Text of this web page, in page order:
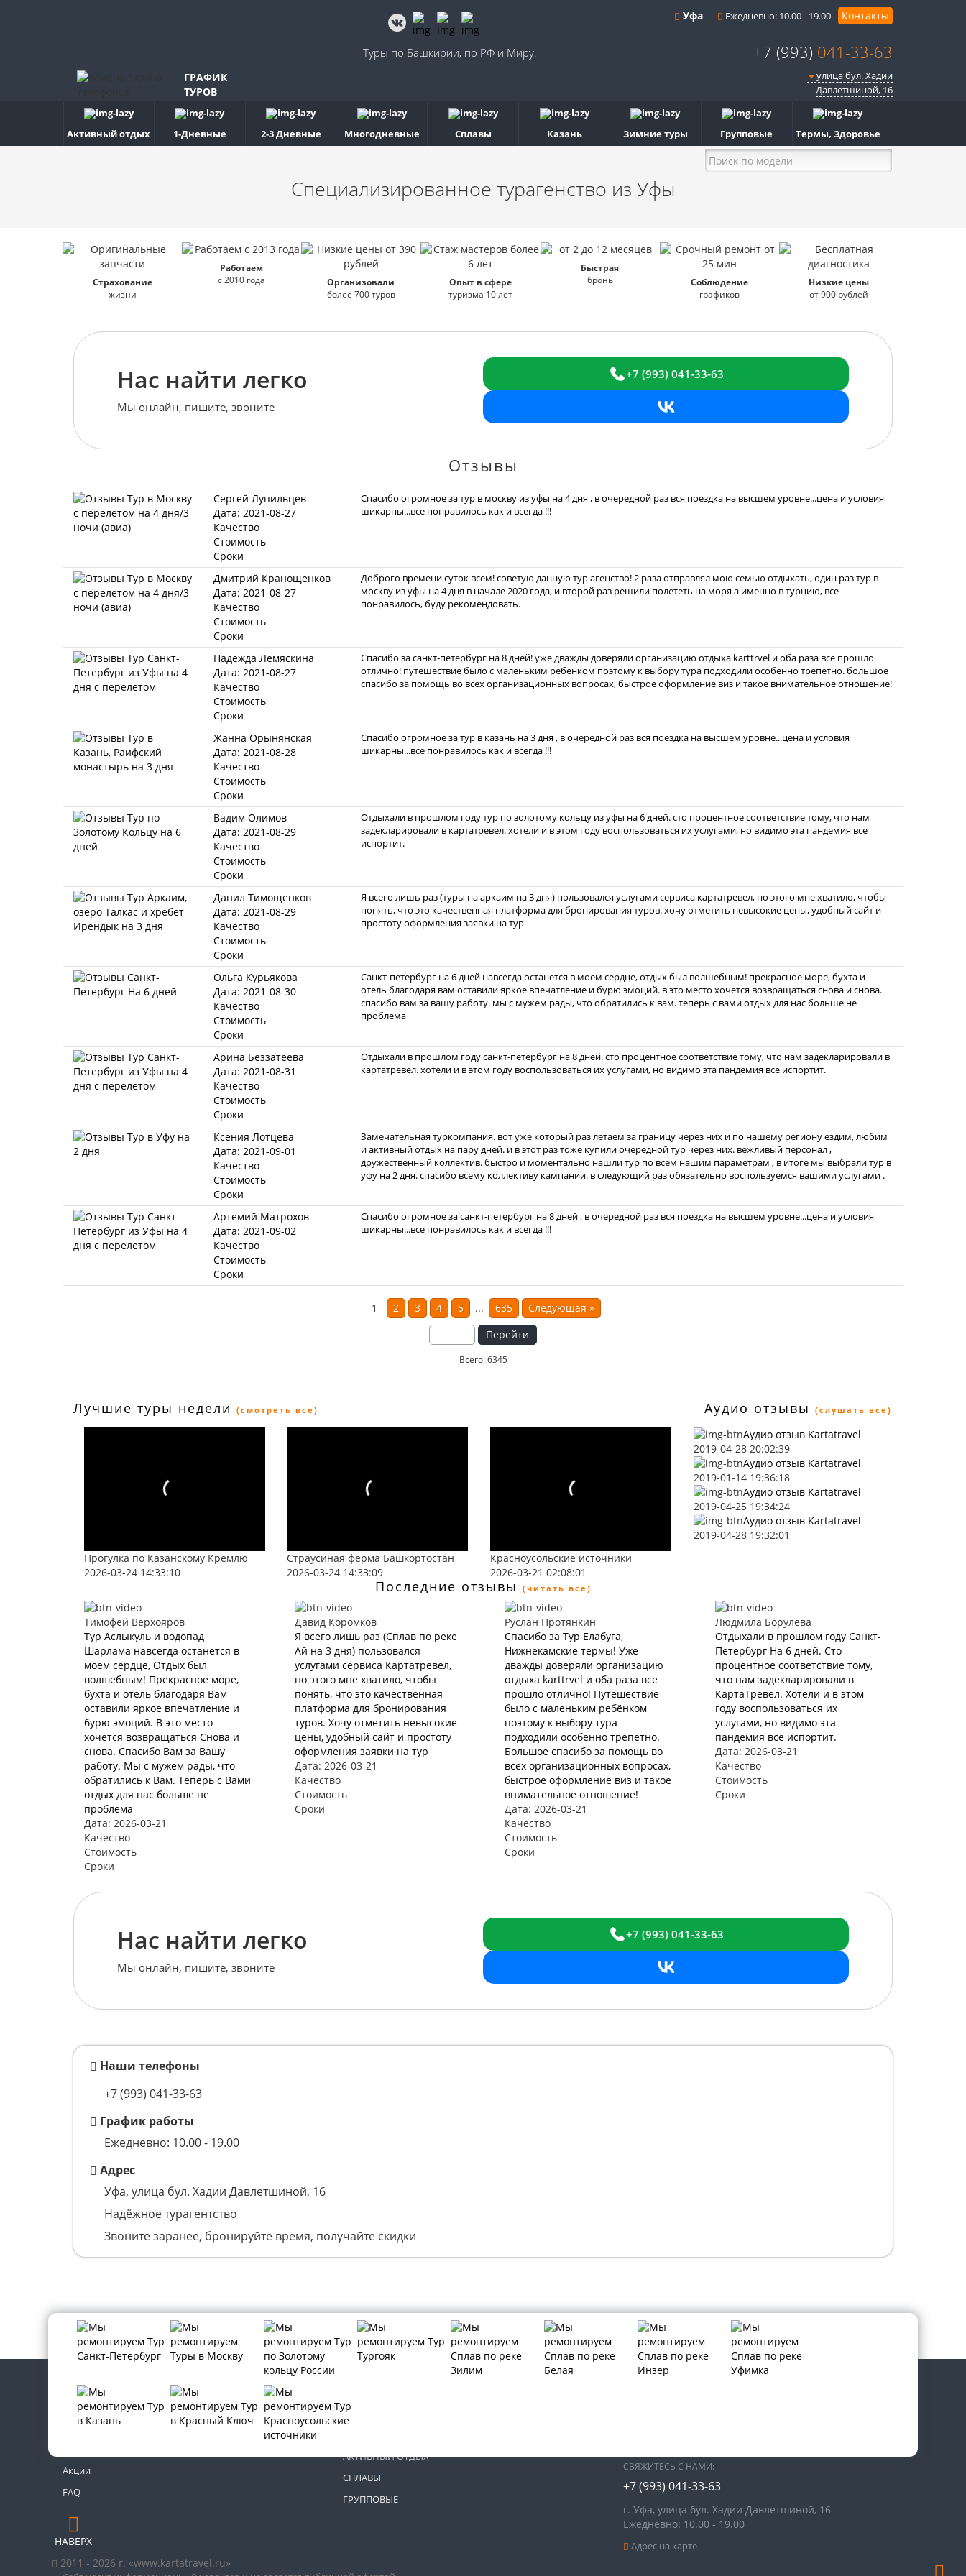
Уфа Ежедневно: 10.00 - 19.00 Контакты
Туры по Башкирии, по РФ и Миру. +7 (993) 041-33-63
ГРАФИК
ТУРОВ
улица бул. Хадии
Давлетшиной, 16
Активный отдых 1-Дневные 2-3 Дневные Многодневные Сплавы Казань Зимние туры Групповые Термы, Здоровье
Специализированное турагенство из Уфы
Страхование
жизни
Работаем
с 2010 года
Организовали
более 700 туров
Опыт в сфере
туризма 10 лет
Быстрая
бронь
Соблюдение
графиков
Низкие цены
от 900 рублей
Нас найти легко
Мы онлайн, пишите, звоните
+7 (993) 041-33-63
Отзывы
Сергей Лупильцев
Дата: 2021-08-27
Качество
Стоимость
Сроки
Спасибо огромное за тур в москву из уфы на 4 дня , в очередной раз вся поездка на высшем уровне...цена и условия
шикарны...все понравилось как и всегда !!!
Дмитрий Кранощенков
Дата: 2021-08-27
Качество
Стоимость
Сроки
Доброго времени суток всем! советую данную тур агенство! 2 раза отправлял мою семью отдыхать, один раз тур в
москву из уфы на 4 дня в начале 2020 года, и второй раз решили полететь на моря а именно в турцию, все
понравилось, буду рекомендовать.
Надежда Лемяскина
Дата: 2021-08-27
Качество
Стоимость
Сроки
Спасибо за санкт-петербург на 8 дней! уже дважды доверяли организацию отдыха karttrvel и оба раза все прошло
отлично! путешествие было с маленьким ребёнком поэтому к выбору тура подходили особенно трепетно. большое
спасибо за помощь во всех организационных вопросах, быстрое оформление виз и такое внимательное отношение!
Жанна Орынянская
Дата: 2021-08-28
Качество
Стоимость
Сроки
Спасибо огромное за тур в казань на 3 дня , в очередной раз вся поездка на высшем уровне...цена и условия
шикарны...все понравилось как и всегда !!!
Вадим Олимов
Дата: 2021-08-29
Качество
Стоимость
Сроки
Отдыхали в прошлом году тур по золотому кольцу из уфы на 6 дней. сто процентное соответствие тому, что нам
задекларировали в картатревел. хотели и в этом году воспользоваться их услугами, но видимо эта пандемия все
испортит.
Данил Тимощенков
Дата: 2021-08-29
Качество
Стоимость
Сроки
Я всего лишь раз (туры на аркаим на 3 дня) пользовался услугами сервиса картатревел, но этого мне хватило, чтобы
понять, что это качественная платформа для бронирования туров. хочу отметить невысокие цены, удобный сайт и
простоту оформления заявки на тур
Ольга Курьякова
Дата: 2021-08-30
Качество
Стоимость
Сроки
Санкт-петербург на 6 дней навсегда останется в моем сердце, отдых был волшебным! прекрасное море, бухта и
отель благодаря вам оставили яркое впечатление и бурю эмоций. в это место хочется возвращаться снова и снова.
спасибо вам за вашу работу. мы с мужем рады, что обратились к вам. теперь с вами отдых для нас больше не
проблема
Арина Беззатеева
Дата: 2021-08-31
Качество
Стоимость
Сроки
Отдыхали в прошлом году санкт-петербург на 8 дней. сто процентное соответствие тому, что нам задекларировали в
картатревел. хотели и в этом году воспользоваться их услугами, но видимо эта пандемия все испортит.
Ксения Лотцева
Дата: 2021-09-01
Качество
Стоимость
Сроки
Замечательная туркомпания. вот уже который раз летаем за границу через них и по нашему региону ездим, любим
и активный отдых на пару дней. и в этот раз тоже купили очередной тур через них. вежливый персонал ,
дружественный коллектив. быстро и моментально нашли тур по всем нашим параметрам , в итоге мы выбрали тур в
уфу на 2 дня. спасибо всему коллективу кампании. в следующий раз обязательно воспользуемся вашими услугами .
Артемий Матрохов
Дата: 2021-09-02
Качество
Стоимость
Сроки
Спасибо огромное за санкт-петербург на 8 дней , в очередной раз вся поездка на высшем уровне...цена и условия
шикарны...все понравилось как и всегда !!!
1 2 3 4 5 ... 635 Следующая »
Перейти
Всего: 6345
Лучшие туры недели (смотреть все) Аудио отзывы (слушать все)
Прогулка по Казанскому Кремлю
2026-03-24 14:33:10
Страусиная ферма Башкортостан
2026-03-24 14:33:09
Красноусольские источники
2026-03-21 02:08:01
Аудио отзыв Kartatravel
2019-04-28 20:02:39
Аудио отзыв Kartatravel
2019-01-14 19:36:18
Аудио отзыв Kartatravel
2019-04-25 19:34:24
Аудио отзыв Kartatravel
2019-04-28 19:32:01
Последние отзывы (читать все)
Тимофей Верхояров
Тур Аслыкуль и водопад
Шарлама навсегда останется в
моем сердце, Отдых был
волшебным! Прекрасное море,
бухта и отель благодаря Вам
оставили яркое впечатление и
бурю эмоций. В это место
хочется возвращаться Снова и
снова. Спасибо Вам за Вашу
работу. Мы с мужем рады, что
обратились к Вам. Теперь с Вами
отдых для нас больше не
проблема
Дата: 2026-03-21
Качество
Стоимость
Сроки
Давид Коромков
Я всего лишь раз (Сплав по реке
Ай на 3 дня) пользовался
услугами сервиса Картатревел,
но этого мне хватило, чтобы
понять, что это качественная
платформа для бронирования
туров. Хочу отметить невысокие
цены, удобный сайт и простоту
оформления заявки на тур
Дата: 2026-03-21
Качество
Стоимость
Сроки
Руслан Протянкин
Спасибо за Тур Елабуга,
Нижнекамские термы! Уже
дважды доверяли организацию
отдыха karttrvel и оба раза все
прошло отлично! Путешествие
было с маленьким ребёнком
поэтому к выбору тура
подходили особенно трепетно.
Большое спасибо за помощь во
всех организационных вопросах,
быстрое оформление виз и такое
внимательное отношение!
Дата: 2026-03-21
Качество
Стоимость
Сроки
Людмила Борулева
Отдыхали в прошлом году Санкт-
Петербург На 6 дней. Сто
процентное соответствие тому,
что нам задекларировали в
КартаТревел. Хотели и в этом
году воспользоваться их
услугами, но видимо эта
пандемия все испортит.
Дата: 2026-03-21
Качество
Стоимость
Сроки
Нас найти легко
Мы онлайн, пишите, звоните
+7 (993) 041-33-63
Наши телефоны
+7 (993) 041-33-63
График работы
Ежедневно: 10.00 - 19.00
Адрес
Уфа, улица бул. Хадии Давлетшиной, 16
Надёжное турагентство
Звоните заранее, бронируйте время, получайте скидки
Контакты
Акции
FAQ
НАВЕРХ
2011 - 2026 г. «www.kartatravel.ru»
ТУРЫ КАЗАНЬ
АКТИВНЫЙ ОТДЫХ
СПЛАВЫ
ГРУППОВЫЕ
СВЯЖИТЕСЬ С НАМИ:
+7 (993) 041-33-63
г. Уфа, улица бул. Хадии Давлетшиной, 16
Ежедневно: 10.00 - 19.00
Адрес на карте